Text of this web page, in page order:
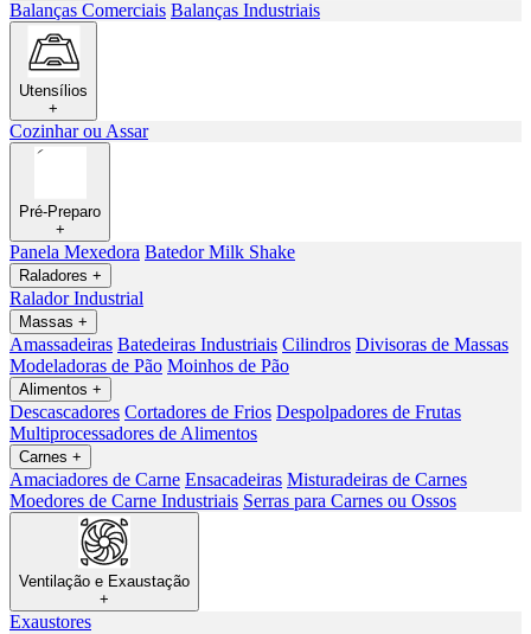
Balanças Comerciais Balanças Industriais
Utensílios
+
Cozinhar ou Assar
Pré-Preparo
+
Panela Mexedora Batedor Milk Shake
Raladores +
Ralador Industrial
Massas +
Amassadeiras Batedeiras Industriais Cilindros Divisoras de Massas
Modeladoras de Pão Moinhos de Pão
Alimentos +
Descascadores Cortadores de Frios Despolpadores de Frutas
Multiprocessadores de Alimentos
Carnes +
Amaciadores de Carne Ensacadeiras Misturadeiras de Carnes
Moedores de Carne Industriais Serras para Carnes ou Ossos
Ventilação e Exaustação
+
Exaustores